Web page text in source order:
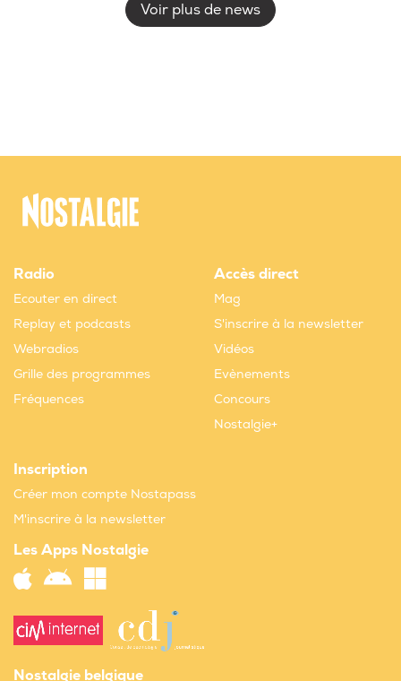
Voir plus de news
Radio
Ecouter en direct
Replay et podcasts
Webradios
Grille des programmes
Fréquences
Accès direct
Mag
S'inscrire à la newsletter
Vidéos
Evènements
Concours
Nostalgie+
Inscription
Créer mon compte Nostapass
M'inscrire à la newsletter
Les Apps Nostalgie
Nostalgie belgique